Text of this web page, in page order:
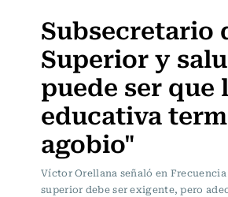
Subsecretario
Superior y
puede ser
educativa
agobio"
Víctor Orellana señaló en
superior debe ser exigente, pero